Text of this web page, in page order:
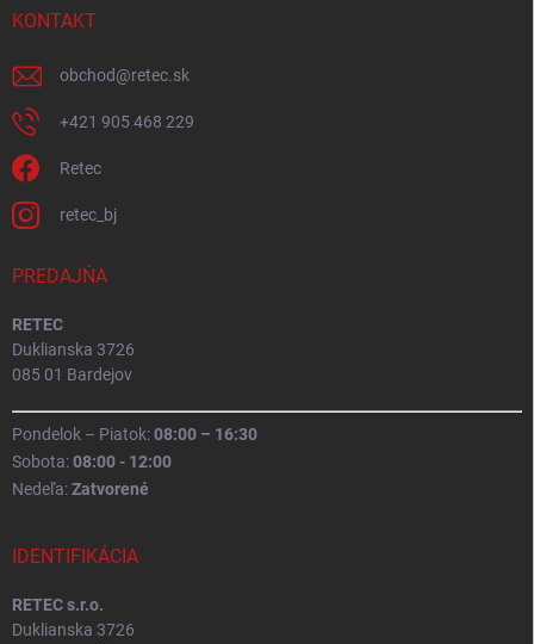
KONTAKT
obchod@retec.sk
+421 905 468 229
Retec
retec_bj
PREDAJŇA
RETEC
Duklianska 3726
085 01 Bardejov
Pondelok – Piatok:08:00 – 16:30
Sobota:08:00 - 12:00
Nedeľa:Zatvorené
IDENTIFIKÁCIA
RETEC s.r.o.
Duklianska 3726